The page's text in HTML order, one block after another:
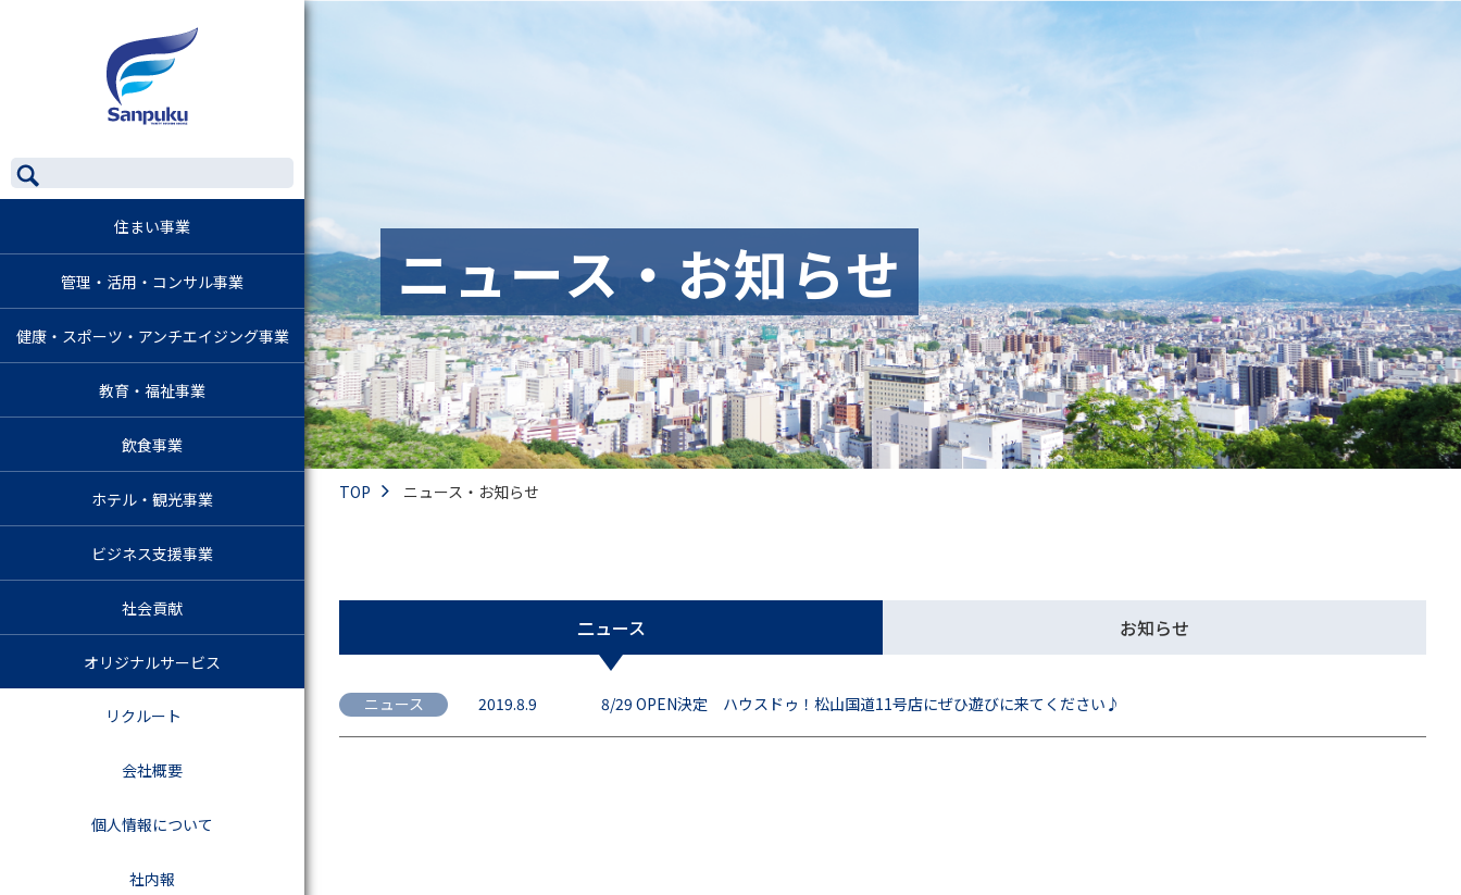
住まい事業
管理・活用・コンサル事業
健康・スポーツ・アンチエイジング事業
教育・福祉事業
飲食事業
ホテル・観光事業
ビジネス支援事業
社会貢献
オリジナルサービス
リクルート
会社概要
個人情報について
社内報
ニュース・お知らせ
TOP ニュース・お知らせ
二ュース お知らせ
ニュース 2019.8.9 8/29 OPEN決定 ハウスドゥ！松山国道11号店にぜひ遊びに来てください♪